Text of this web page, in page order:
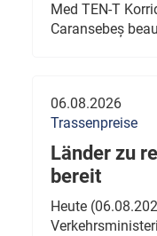
Med TEN-T
Caransebeș
06.08.2026
Trassenpreise
Länder zu
bereit
Heute